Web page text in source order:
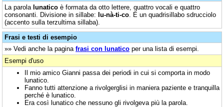
La parola lunatico è formata da otto lettere, quattro vocali e quattro
consonanti. Divisione in sillabe: lu-nà-ti-co . È un quadrisillabo sdrucciolo
(accento sulla terzultima sillaba).
Frasi e testi di esempio
»» Vedi anche la pagina frasi con lunatico per una lista di esempi.
Esempi d'uso
Il mio amico Gianni passa dei periodi in cui si comporta in modo
lunatico.
Fanno tutti attenzione a rivolgerglisi in maniera paziente e tranquilla
perché è lunatico.
Era così lunatico che nessuno gli rivolgeva più la parola.